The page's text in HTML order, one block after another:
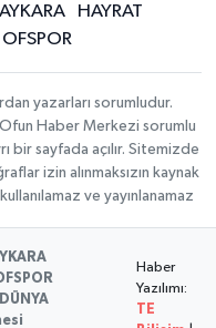
HAYRAT
OFSPOR
yazarları sorumludur.
Ofun Haber Merkezi sorumlu
bir sayfada açılır. Sitemizde
izin alınmaksızın kaynak
ve yayınlanamaz
DÜNYA
Haber
Yazılımı:
TE